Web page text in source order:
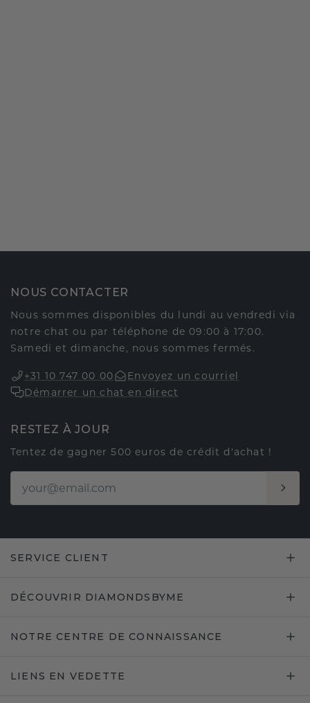
NOUS CONTACTER
Nous sommes disponibles du lundi au vendredi via
notre chat ou par téléphone de 09:00 à 17:00.
Samedi et dimanche, nous sommes fermés.
+31 10 747 00 00
Envoyez un courriel
Démarrer un chat en direct
RESTEZ À JOUR
Tentez de gagner 500 euros de crédit d'achat !
SERVICE CLIENT
DÉCOUVRIR DIAMONDSBYME
NOTRE CENTRE DE CONNAISSANCE
LIENS EN VEDETTE